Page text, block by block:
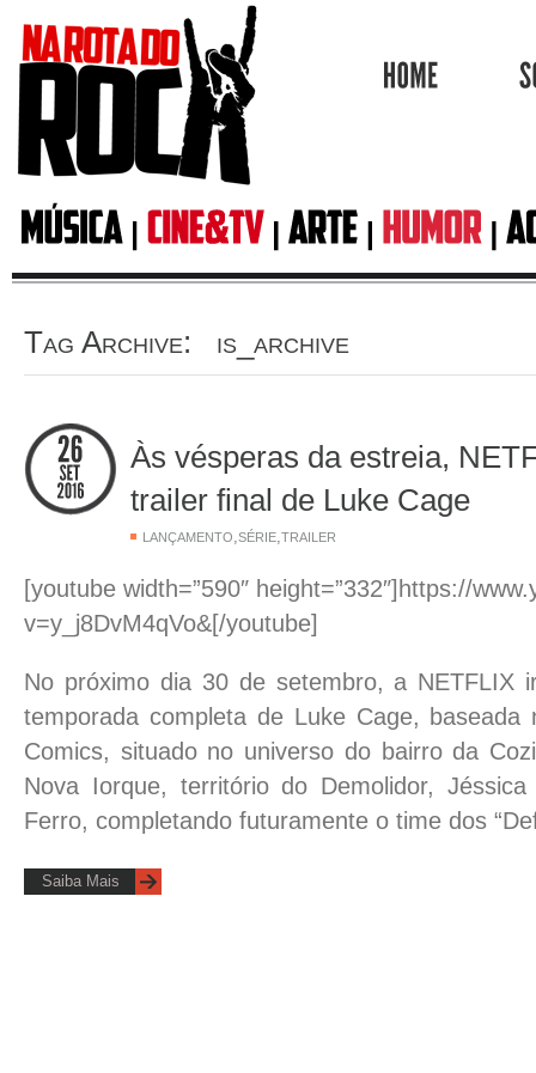
Tag Archive: is_archive
Às vésperas da estreia,
trailer final de Luke Cage
LANÇAMENTO,SÉRIE,TRAILER
[youtube width=”590″ height=”332″]https://
v=y_j8DvM4qVo&[/youtube]
No próximo dia 30 de setembro, a NETFLIX
temporada completa de Luke Cage, baseada
Comics, situado no universo do bairro da
Nova Iorque, território do Demolidor,
Ferro, completando futuramente o time dos
Saiba Mais